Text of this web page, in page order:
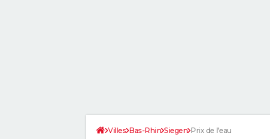
Villes Bas-Rhin Siegen Prix de l'eau